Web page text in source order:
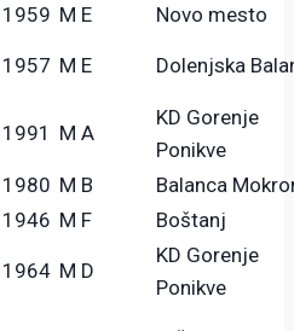
1959 M E Novo mesto
1957 M E Dolenjska
1991 M A
KD Gorenje
Ponikve
1980 M B
Balanca
1946 M F Boštanj
1964 M D
KD Gorenje
Ponikve